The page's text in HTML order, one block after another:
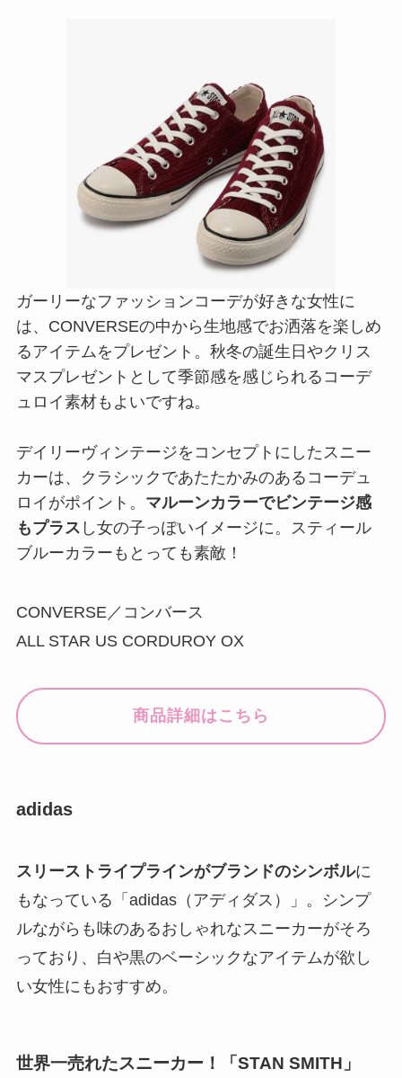
ガーリーなファッションコーデが好きな女性に
は、CONVERSEの中から生地感でお洒落を楽しめ
るアイテムをプレゼント。秋冬の誕生日やクリス
マスプレゼントとして季節感を感じられるコーデ
ュロイ素材もよいですね。
デイリーヴィンテージをコンセプトにしたスニー
カーは、クラシックであたたかみのあるコーデュ
ロイがポイント。 マルーンカラーでビンテージ感
もプラス し女の子っぽいイメージに。スティール
ブルーカラーもとっても素敵！
CONVERSE／コンバース
ALL STAR US CORDUROY OX
商品詳細はこちら
adidas
スリーストライプラインがブランドのシンボルに
もなっている「adidas（アディダス）」。シンプ
ルながらも味のあるおしゃれなスニーカーがそろ
っており、白や黒のベーシックなアイテムが欲し
い女性にもおすすめ。
世界一売れたスニーカー！「STAN SMITH」